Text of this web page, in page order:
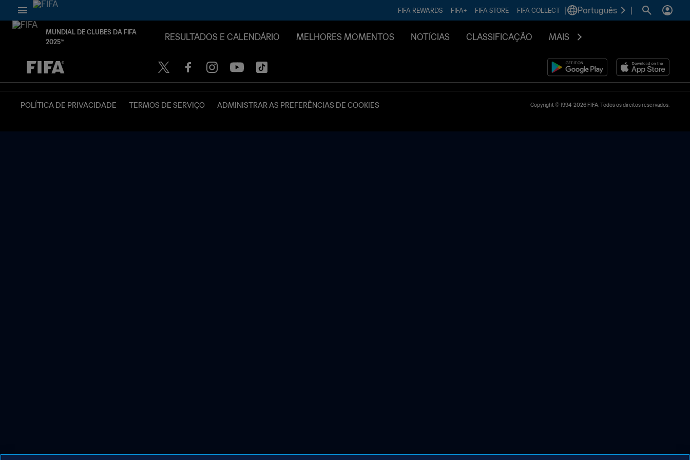
FIFA REWARDS FIFA+ FIFA STORE FIFA COLLECT Português
MUNDIAL DE CLUBES DA FIFA
2025™
RESULTADOS E CALENDÁRIO MELHORES MOMENTOS NOTÍCIAS CLASSIFICAÇÃO MAIS
TBD x TBD
POLÍTICA DE PRIVACIDADE TERMOS DE SERVIÇO ADMINISTRAR AS PREFERÊNCIAS DE COOKIES Copyright © 1994-2026 FIFA. Todos os direitos reservados.